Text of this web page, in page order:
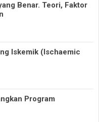
Benar. Teori, Faktor
Iskemik (Ischaemic
Program